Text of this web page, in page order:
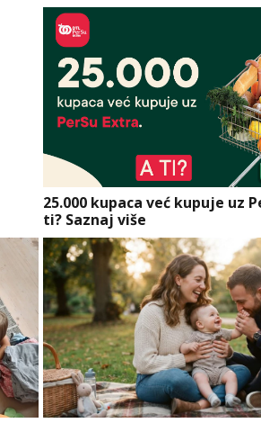
25.000 kupaca već kupuje uz
ti? Saznaj više